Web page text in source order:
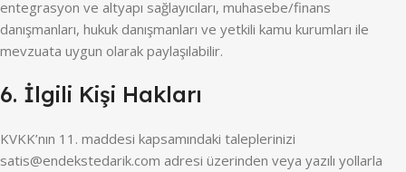
entegrasyon ve altyapı sağlayıcıları, muhasebe/finans
danışmanları, hukuk danışmanları ve yetkili kamu kurumları ile
mevzuata uygun olarak paylaşılabilir.
6. İlgili Kişi Hakları
KVKK’nın 11. maddesi kapsamındaki taleplerinizi
satis@endekstedarik.com adresi üzerinden veya yazılı yollarla